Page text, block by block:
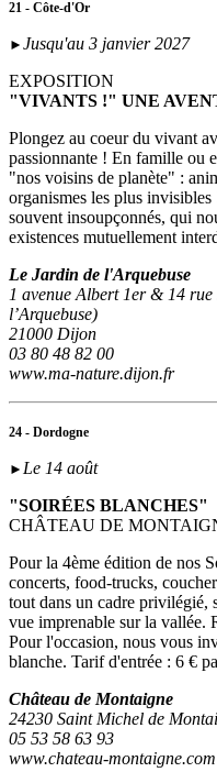
21 - Côte-d'Or
► Jusqu'au 3 janvier 2027
EXPOSITION
"VIVANTS !" UNE
Plongez au coeur du vivant
passionnante ! En famille ou
"nos voisins de planète" :
organismes les plus
souvent insoupçonnés, qui
existences mutuellement
Le Jardin de l'Arquebuse
1 avenue Albert 1er & 14
l’Arquebuse)
21000 Dijon
03 80 48 82 00
www.ma-nature.dijon.fr
24 - Dordogne
► Le 14 août
"SOIRÉES BLANCHES"
CHÂTEAU DE
Pour la 4ème édition de nos
concerts, food-trucks,
tout dans un cadre privilégié,
vue imprenable sur la vallée.
Pour l'occasion, nous vous
blanche. Tarif d'entrée : 6 €
Château de Montaigne
24230 Saint Michel de
05 53 58 63 93
www.chateau-montaigne.com